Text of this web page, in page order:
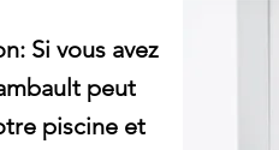
Si vous avez
peut
piscine et